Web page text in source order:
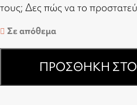
τους; Δες πώς να το
Σε απόθεμα
ΠΡΟΣΘΉΚΗ ΣΤΟ